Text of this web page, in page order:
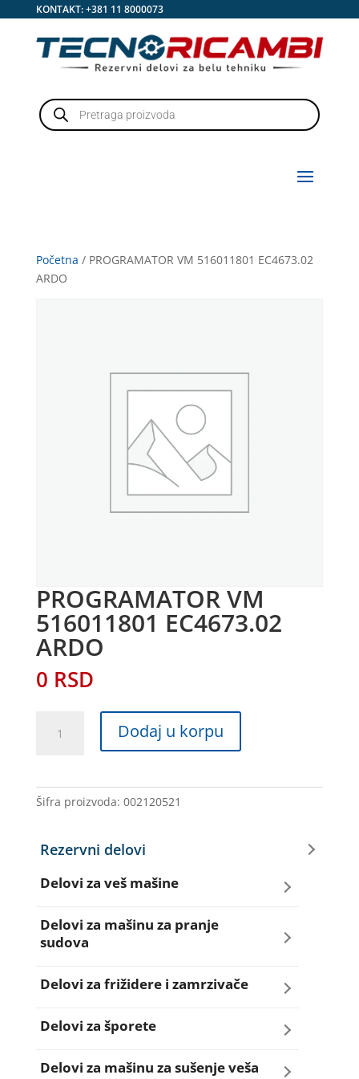
KONTAKT:+381 11 8000073
Products
search
Početna / PROGRAMATOR VM 516011801 EC4673.02
ARDO
PROGRAMATOR VM
516011801 EC4673.02
ARDO
0 RSD
ARDO
količina
Dodaj u korpu
Šifra proizvoda: 002120521
Rezervni delovi
Delovi za veš mašine
Amortizeri za veš mašinu
Delovi za mašinu za pranje
sudova
Creva za sudo mašine
Dihtunzi za sudo mašine
Elektroventili za sudo mašine
Delovi za frižidere i zamrzivače
Aqua filteri za frižidere
Dihtunzi za frižidere i zamrzivače
Delovi za šporete
Dihtunzi za šporete
Delovi za mašinu za sušenje veša